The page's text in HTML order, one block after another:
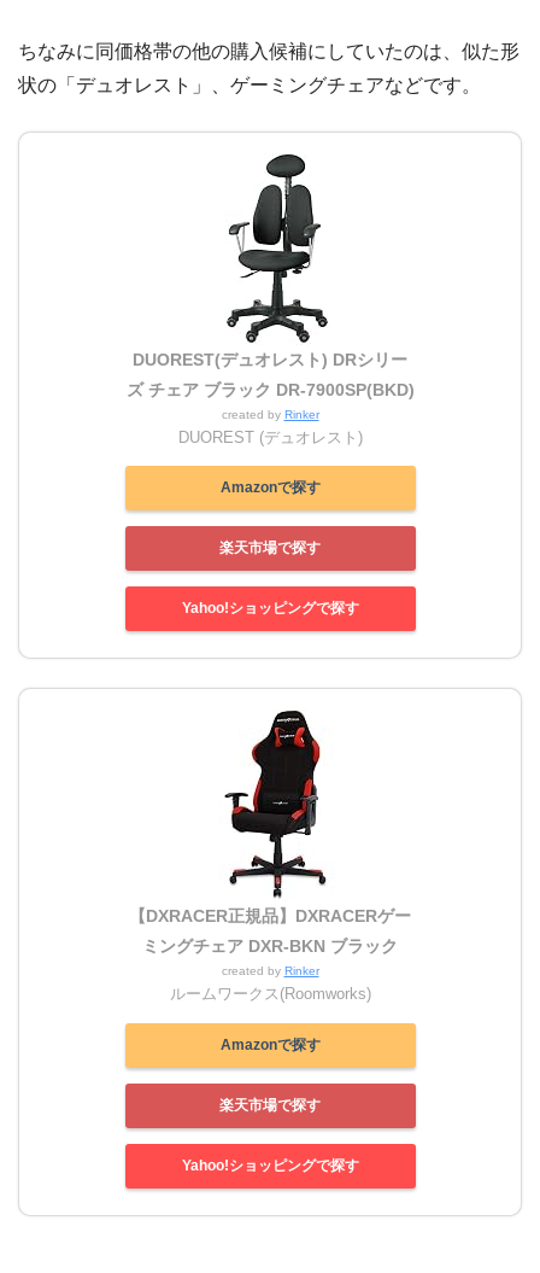
ちなみに同価格帯の他の購入候補にしていたのは、似た形
状の「デュオレスト」、ゲーミングチェアなどです。
DUOREST(デュオレスト) DRシリー
ズ チェア ブラック DR-7900SP(BKD)
created by Rinker
DUOREST (デュオレスト)
Amazonで探す
楽天市場で探す
Yahoo!ショッピングで探す
【DXRACER正規品】DXRACERゲー
ミングチェア DXR-BKN ブラック
created by Rinker
ルームワークス(Roomworks)
Amazonで探す
楽天市場で探す
Yahoo!ショッピングで探す